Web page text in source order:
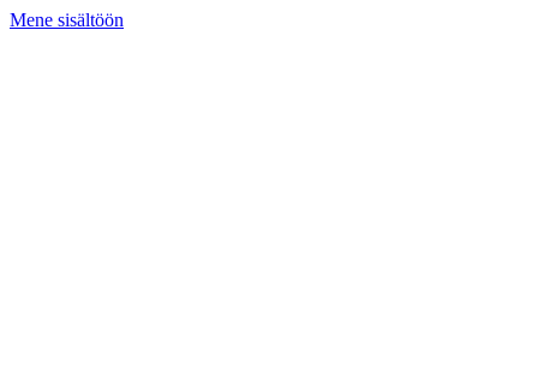
Mene sisältöön